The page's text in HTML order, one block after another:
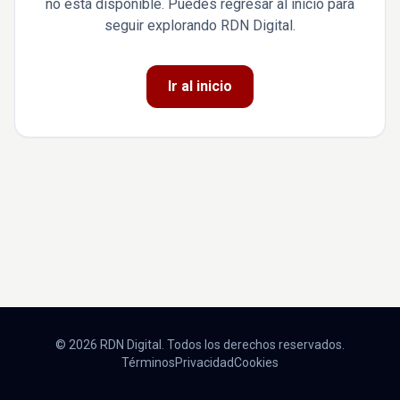
no está disponible. Puedes regresar al inicio para
seguir explorando RDN Digital.
Ir al inicio
© 2026 RDN Digital. Todos los derechos reservados.
TérminosPrivacidadCookies